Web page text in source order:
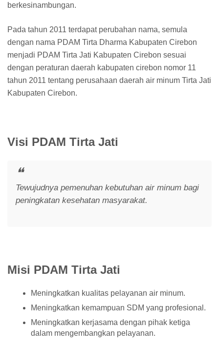
berkesinambungan.
Pada tahun 2011 terdapat perubahan nama, semula
dengan nama PDAM Tirta Dharma Kabupaten Cirebon
menjadi PDAM Tirta Jati Kabupaten Cirebon sesuai
dengan peraturan daerah kabupaten cirebon nomor 11
tahun 2011 tentang perusahaan daerah air minum Tirta Jati
Kabupaten Cirebon.
Visi PDAM Tirta Jati
Tewujudnya pemenuhan kebutuhan air minum bagi
peningkatan kesehatan masyarakat.
Misi PDAM Tirta Jati
Meningkatkan kualitas pelayanan air minum.
Meningkatkan kemampuan SDM yang profesional.
Meningkatkan kerjasama dengan pihak ketiga
dalam mengembangkan pelayanan.